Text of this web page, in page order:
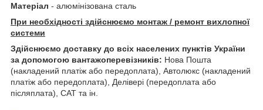
Матеріал - алюмінізована сталь
При необхідності здійснюємо монтаж / ремонт вихлопної
системи
Здійснюємо доставку до всіх населених пунктів України
за допомогою вантажоперевізників: Нова Пошта
(накладений платіж або передоплата), Автолюкс (накладений
платіж або передоплата), Делівері (передоплата або
післяплата), САТ та ін.